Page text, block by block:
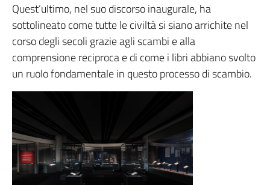
Quest’ultimo, nel suo discorso inaugurale, ha
sottolineato come tutte le civiltà si siano arrichite nel
corso degli secoli grazie agli scambi e alla
comprensione reciproca e di come i libri abbiano svolto
un ruolo fondamentale in questo processo di scambio.